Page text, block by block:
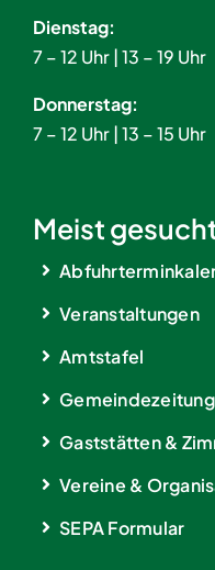
Dienstag:
7 – 12 Uhr | 13 – 19 Uhr
Donnerstag:
7 – 12 Uhr | 13 – 15 Uhr
Meist
Veranstaltungen
Amtstafel
Gemeindezeitung
Gaststätten &
Vereine &
SEPA Formular